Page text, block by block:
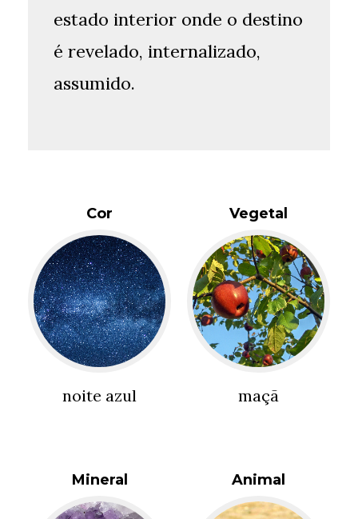
estado interior onde o destino
é revelado, internalizado,
assumido.
Cor
noite azul
Vegetal
maçã
Mineral Animal